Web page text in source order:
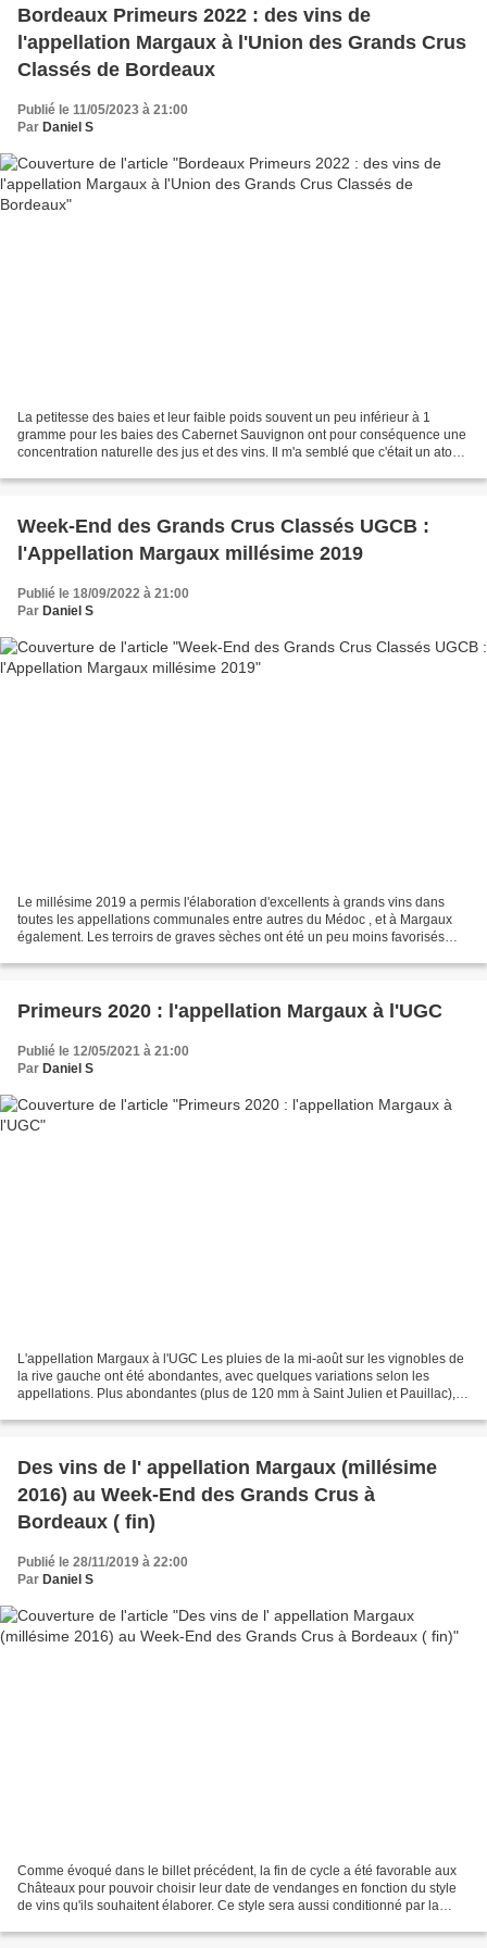
Bordeaux Primeurs 2022 : des vins de
l'appellation Margaux à l'Union des Grands Crus
Classés de Bordeaux
Publié le 11/05/2023 à 21:00
Par Daniel S
La petitesse des baies et leur faible poids souvent un peu inférieur à 1
gramme pour les baies des Cabernet Sauvignon ont pour conséquence une
concentration naturelle des jus et des vins. Il m'a semblé que c'était un atout
Week-End des Grands Crus Classés UGCB :
l'Appellation Margaux millésime 2019
Publié le 18/09/2022 à 21:00
Par Daniel S
Le millésime 2019 a permis l'élaboration d'excellents à grands vins dans
toutes les appellations communales entre autres du Médoc , et à Margaux
également. Les terroirs de graves sèches ont été un peu moins favorisés
Primeurs 2020 : l'appellation Margaux à l'UGC
Publié le 12/05/2021 à 21:00
Par Daniel S
L'appellation Margaux à l'UGC Les pluies de la mi-août sur les vignobles de
la rive gauche ont été abondantes, avec quelques variations selon les
appellations. Plus abondantes (plus de 120 mm à Saint Julien et Pauillac),
Des vins de l' appellation Margaux (millésime
2016) au Week-End des Grands Crus à
Bordeaux ( fin)
Publié le 28/11/2019 à 22:00
Par Daniel S
Comme évoqué dans le billet précédent, la fin de cycle a été favorable aux
Châteaux pour pouvoir choisir leur date de vendanges en fonction du style
de vins qu'ils souhaitent élaborer. Ce style sera aussi conditionné par la